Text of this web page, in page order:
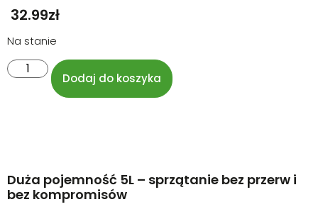
32.99Zł
Na stanie
Dodaj do koszyka
Duża pojemność 5L – sprzątanie bez przerw i
bez kompromisów